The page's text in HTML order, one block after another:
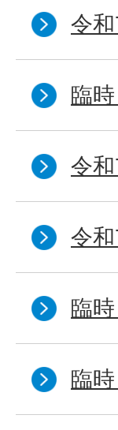
令
臨
令
令
臨
臨